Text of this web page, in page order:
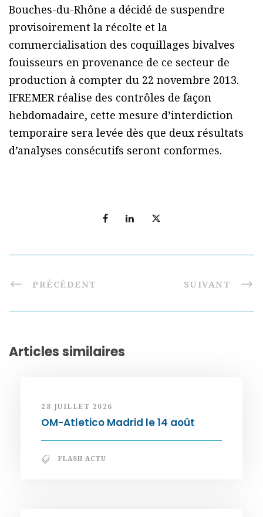
Bouches-du-Rhône a décidé de suspendre
provisoirement la récolte et la
commercialisation des coquillages bivalves
fouisseurs en provenance de ce secteur de
production à compter du 22 novembre 2013.
IFREMER réalise des contrôles de façon
hebdomadaire, cette mesure d’interdiction
temporaire sera levée dès que deux résultats
d’analyses consécutifs seront conformes.
PRÉCÉDENT SUIVANT
Articles similaires
28 JUILLET 2026
OM-Atletico Madrid le 14 août
FLASH ACTU